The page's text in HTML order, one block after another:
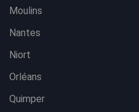
Moulins
Nantes
Niort
Orléans
Quimper